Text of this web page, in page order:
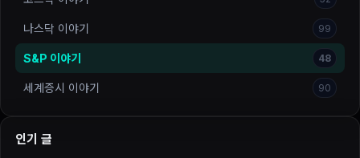
나스닥 이야기 99
S&P 이야기 48
세계증시 이야기 90
인기 글